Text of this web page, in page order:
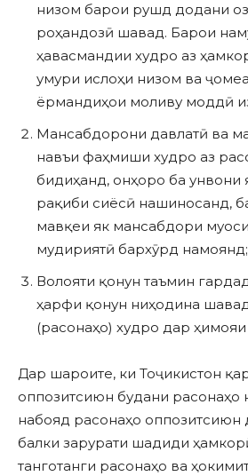
низом барои рушд додани
роҳандозӣ шавад. Барои
ҳавасмандии худро аз
умури ислоҳи низом ва
ёрмандиҳои моливу моддӣ
Мансабдорони давлатӣ ва
навъи фаҳмиши худро аз
бидиҳанд, онҳоро ба унвони
рақиби сиёсӣ нашиносанд,
мавқеи як мансабдори
мудириятӣ бархӯрд намоянд;
Волояти қонун таъмин
ҳарфи қонун ниҳодина
(расонаҳо) худро дар
Дар шароите, ки Тоҷикистон
оппозитсиюн будани расонаҳо
набояд расонаҳо оппозитсиюн
балки зарурати шадиди
танготанги расонаҳо ва